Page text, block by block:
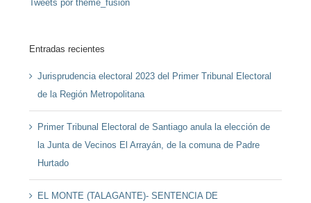
Tweets por theme_fusion
Entradas recientes
Jurisprudencia electoral 2023 del Primer Tribunal Electoral
de la Región Metropolitana
Primer Tribunal Electoral de Santiago anula la elección de
la Junta de Vecinos El Arrayán, de la comuna de Padre
Hurtado
EL MONTE (TALAGANTE)- SENTENCIA DE